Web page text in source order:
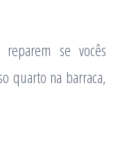
se vocês
quarto na barraca,